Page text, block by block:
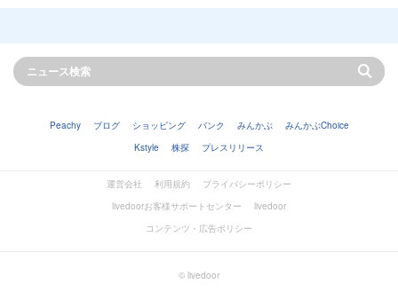
Peachy ブログ ショッピング バンク みんかぶ
みんかぶChoice
Kstyle
株探 プレスリリース
運営会社 利用規約
プライバシーポリシー
livedoorお客様サポートセンター
livedoor
コンテンツ・広告ポリシー
© livedoor